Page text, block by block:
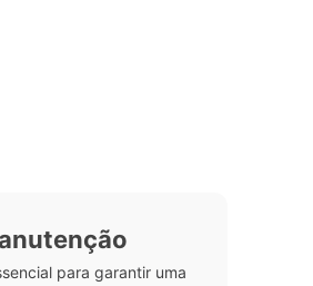
para garantir uma